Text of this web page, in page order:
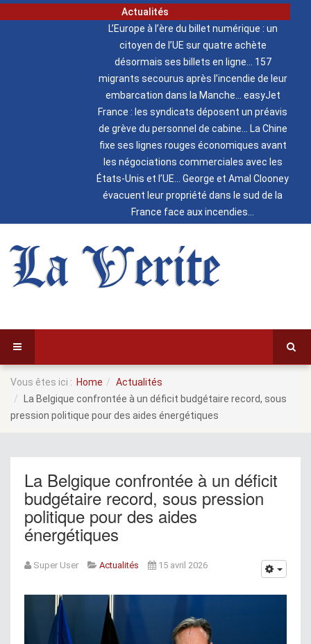
Actualités
L’Europe à l’ère du billet numérique : un
citoyen de l’UE sur quatre achète
désormais ses billets en ligne
157
migrants secourus après l’incendie de leur
embarcation dans la Manche
easyJet
France : les syndicats déposent un préavis
de grève du personnel de cabine
La Chine
fixe ses lignes rouges économiques avant
les négociations commerciales avec les
États-Unis et l’UE
George et Amal Clooney
évacuent leur propriété dans le sud de la
France face aux incendies
La Verite
Vous êtes ici : Home
Actualités
La Belgique confrontée à un déficit budgétaire record, sous
pression politique pour des aides énergétiques
La Belgique confrontée à un déficit
budgétaire record, sous pression
politique pour des aides
énergétiques
Super User Actualités 15 avril 2026